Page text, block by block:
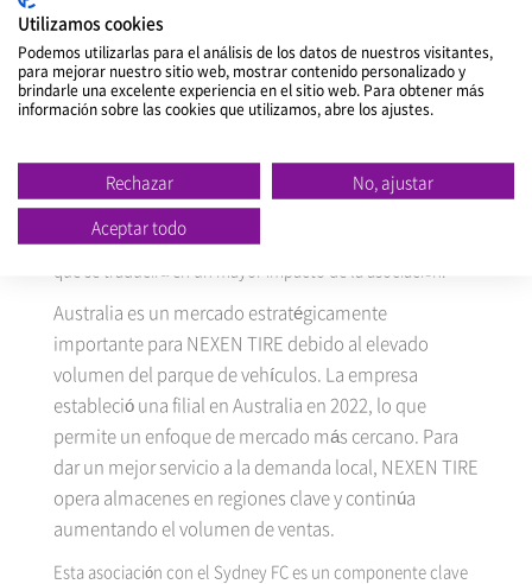
NEXEN TIRE pretende maximizar la exposición y aumentar
el valor de la marca. La empresa tiene previsto aprovechar
las plataformas digitales del Sydney FC para atraer a los
aficionados a través de las redes sociales, boletines
disputen en casa, NEXEN TIRE exhibirá el logotipo de su
marca en paneles LED, incluyendo anuncios publicitarios
alrededor de las porterías durante las retransmisiones, lo
que se traducirá en un mayor impacto de la asociación.
Australia es un mercado estratégicamente
importante para NEXEN TIRE debido al elevado
volumen del parque de vehículos. La empresa
estableció una filial en Australia en 2022, lo que
permite un enfoque de mercado más cercano. Para
dar un mejor servicio a la demanda local, NEXEN TIRE
opera almacenes en regiones clave y continúa
aumentando el volumen de ventas.
Esta asociación con el Sydney FC es un componente clave
Utilizamos cookies
Podemos utilizarlas para el análisis de los datos de nuestros visitantes,
para mejorar nuestro sitio web, mostrar contenido personalizado y
brindarle una excelente experiencia en el sitio web. Para obtener más
información sobre las cookies que utilizamos, abre los ajustes.
Rechazar
No, ajustar
Aceptar todo